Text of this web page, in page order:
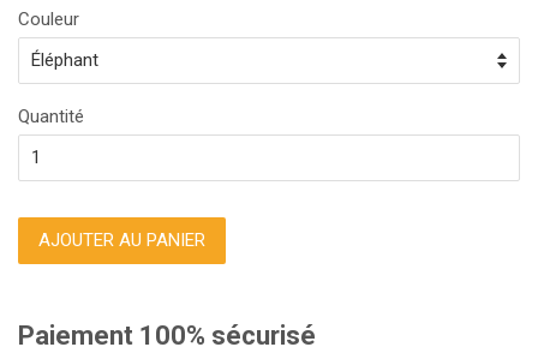
Couleur
Quantité
AJOUTER AU PANIER
Paiement 100% sécurisé